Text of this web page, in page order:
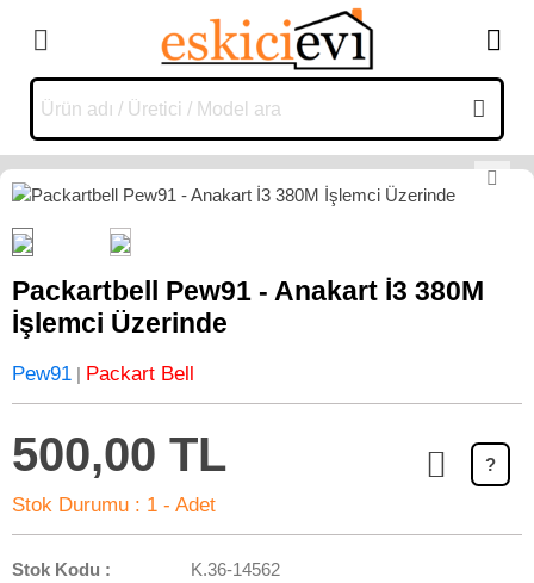
Packartbell Pew91 - Anakart İ3 380M
İşlemci Üzerinde
Pew91 | Packart Bell
500,00 TL
Stok Durumu : 1 - Adet
?
Stok Kodu : K.36-14562